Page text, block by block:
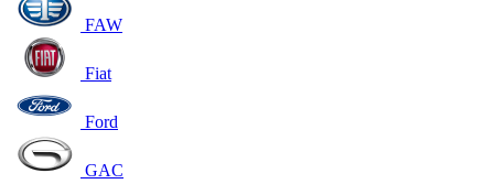
FAW
Fiat
Ford
GAC